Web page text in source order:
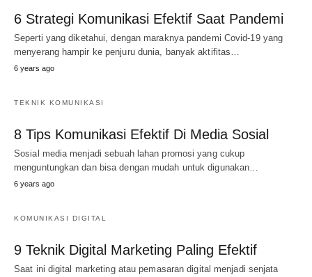
6 Strategi Komunikasi Efektif Saat Pandemi
Seperti yang diketahui, dengan maraknya pandemi Covid-19 yang
menyerang hampir ke penjuru dunia, banyak aktifitas…
6 years ago
TEKNIK KOMUNIKASI
8 Tips Komunikasi Efektif Di Media Sosial
Sosial media menjadi sebuah lahan promosi yang cukup
menguntungkan dan bisa dengan mudah untuk digunakan…
6 years ago
KOMUNIKASI DIGITAL
9 Teknik Digital Marketing Paling Efektif
Saat ini digital marketing atau pemasaran digital menjadi senjata